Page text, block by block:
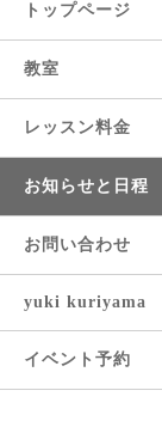
トップページ
教室
レッスン料金
お知らせと日程
お問い合わせ
yuki kuriyama
イベント予約